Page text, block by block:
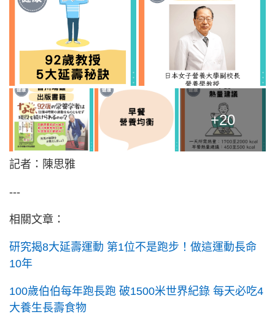
+20
記者：陳思雅
---
相關文章：
研究揭8大延壽運動 第1位不是跑步！做這運動長命
10年
100歲伯伯每年跑長跑 破1500米世界紀錄 每天必吃4
大養生長壽食物